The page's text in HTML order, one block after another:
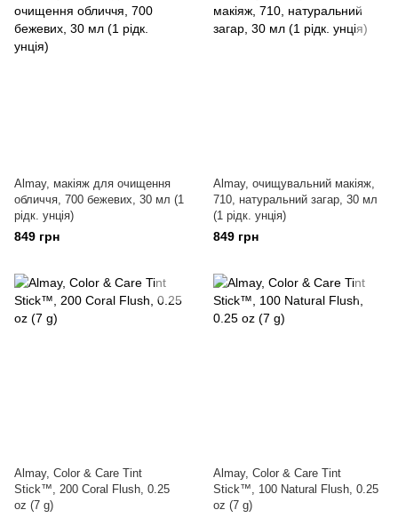
Almay, макіяж для очищення
обличчя, 700 бежевих, 30 мл (1
рідк. унція)
849 грн
Almay, очищувальний макіяж,
710, натуральний загар, 30 мл
(1 рідк. унція)
849 грн
Almay, Color & Care Tint
Stick™, 200 Coral Flush, 0.25
oz (7 g)
Almay, Color & Care Tint
Stick™, 100 Natural Flush, 0.25
oz (7 g)